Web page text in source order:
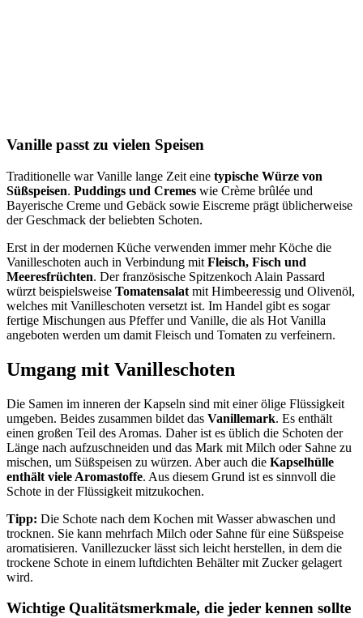
Vanille passt zu vielen Speisen
Traditionelle war Vanille lange Zeit eine typische Würze von
Süßspeisen. Puddings und Cremes wie Crème brûlée und
Bayerische Creme und Gebäck sowie Eiscreme prägt üblicherweise
der Geschmack der beliebten Schoten.
Erst in der modernen Küche verwenden immer mehr Köche die
Vanilleschoten auch in Verbindung mit Fleisch, Fisch und
Meeresfrüchten. Der französische Spitzenkoch Alain Passard
würzt beispielsweise Tomatensalat mit Himbeeressig und Olivenöl,
welches mit Vanilleschoten versetzt ist. Im Handel gibt es sogar
fertige Mischungen aus Pfeffer und Vanille, die als Hot Vanilla
angeboten werden um damit Fleisch und Tomaten zu verfeinern.
Umgang mit Vanilleschoten
Die Samen im inneren der Kapseln sind mit einer ölige Flüssigkeit
umgeben. Beides zusammen bildet das Vanillemark. Es enthält
einen großen Teil des Aromas. Daher ist es üblich die Schoten der
Länge nach aufzuschneiden und das Mark mit Milch oder Sahne zu
mischen, um Süßspeisen zu würzen. Aber auch die Kapselhülle
enthält viele Aromastoffe. Aus diesem Grund ist es sinnvoll die
Schote in der Flüssigkeit mitzukochen.
Tipp: Die Schote nach dem Kochen mit Wasser abwaschen und
trocknen. Sie kann mehrfach Milch oder Sahne für eine Süßspeise
aromatisieren. Vanillezucker lässt sich leicht herstellen, in dem die
trockene Schote in einem luftdichten Behälter mit Zucker gelagert
wird.
Wichtige Qualitätsmerkmale, die jeder kennen sollte